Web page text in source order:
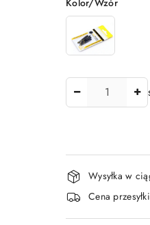
Kolor/Wzór
i
dostawa
Wysyłka w
Cena